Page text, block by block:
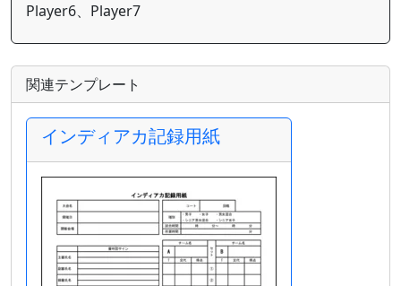
Player6、Player7
関連テンプレート
インディアカ記録用紙